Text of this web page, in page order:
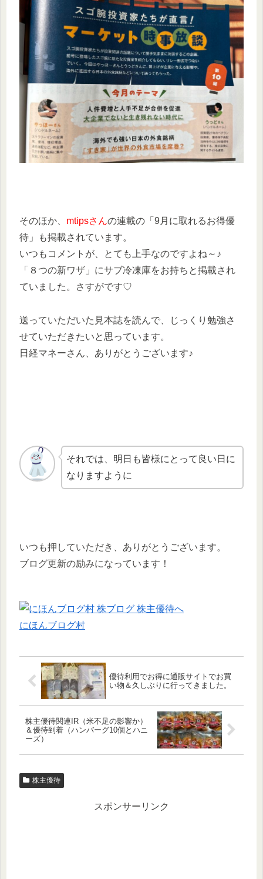
そのほか、 mtipsさんの連載の「9月に取れるお得優
待」も掲載されています。
いつもコメントが、とても上手なのですよね～♪
「８つの新ワザ」にサブ冷凍庫をお持ちと掲載され
ていました。さすがです♡
送っていただいた見本誌を読んで、じっくり勉強さ
せていただきたいと思っています。
日経マネーさん、ありがとうございます♪
それでは、明日も皆様にとって良い日に
なりますように
いつも押していただき、ありがとうございます。
ブログ更新の励みになっています！
にほんブログ村
優待利用でお得に通販サイトでお買
い物＆久しぶりに行ってきました。
株主優待関連IR（米不足の影響か）
＆優待到着（ハンバーグ10個とハニ
ーズ）
株主優待
スポンサーリンク